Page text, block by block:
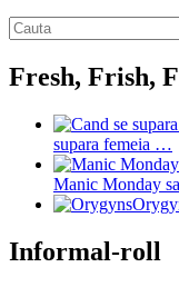
Fresh, Frish,
supara femeia …
Manic Monday
Informal-roll